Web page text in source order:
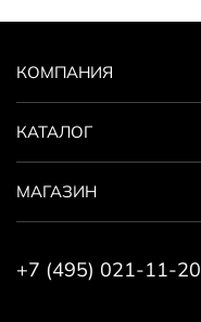
КОМПАНИЯ
КАТАЛОГ
МАГАЗИН
+7 (495) 021-11-20